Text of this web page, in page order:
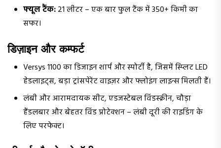
फ्यूल टैंक:21 लीटर – एक बार फुल टैंक में 350+ किमी का
सफर।
डिज़ाइन और कम्फर्ट
Versys 1100 का डिजाइन शार्प और स्पोर्टी है, जिसमें स्प्लिट LED
हेडलाइट्स, बड़ा ट्रांसपेरेंट वाइज़र और फ्लोइंग लाइन्स मिलती हैं।
लंबी और आरामदायक सीट, एडजस्टेबल विंडस्क्रीन, चौड़ा
हैंडलबार और बेहतर विंड प्रोटेक्शन – लंबी दूरी की राइडिंग के
लिए परफेक्ट।